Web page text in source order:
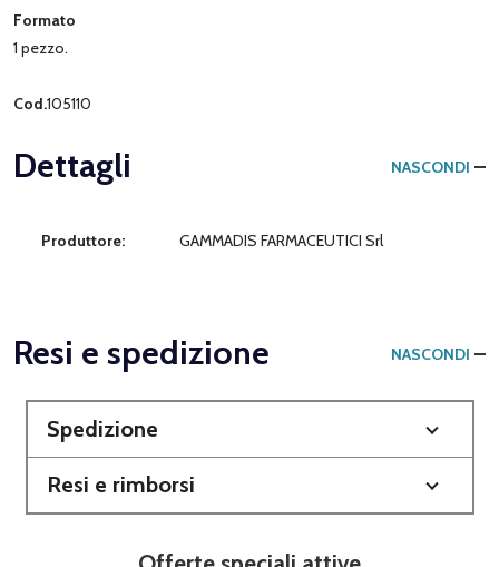
Formato
1 pezzo.
Cod.105110
Dettagli NASCONDI
Produttore: GAMMADIS FARMACEUTICI Srl
Resi e spedizione NASCONDI
Spedizione
Resi e rimborsi